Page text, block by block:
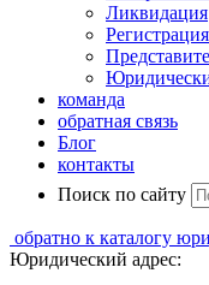
Ликвидация
команда
обратная связь
Блог
контакты
Поиск по сайту
обратно к каталогу
Юридический адрес: